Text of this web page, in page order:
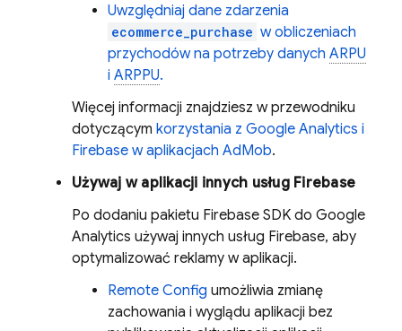
Uwzględniaj dane zdarzenia
ecommerce_purchase w obliczeniach
przychodów na potrzeby danych ARPU
i ARPPU.
Więcej informacji znajdziesz w przewodniku
dotyczącym korzystania z Google Analytics i
Firebase w aplikacjach AdMob.
Używaj w aplikacji innych usług Firebase
Po dodaniu pakietu Firebase SDK do Google
Analytics używaj innych usług Firebase, aby
optymalizować reklamy w aplikacji.
Remote Config umożliwia zmianę
zachowania i wyglądu aplikacji bez